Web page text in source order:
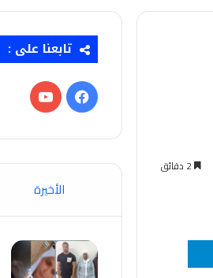
تابعنا على :
فيسبوك‫YouTube
الأخيرة